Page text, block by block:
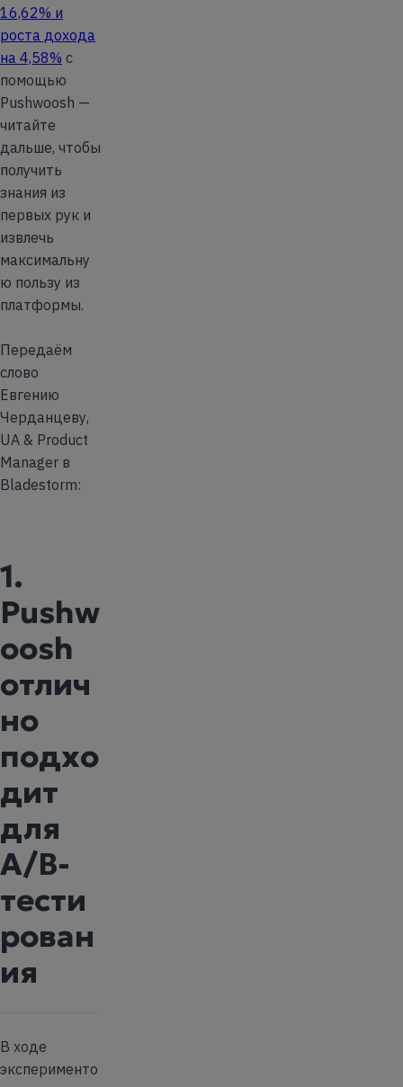
16,62% и
роста дохода
на 4,58% с
помощью
Pushwoosh —
читайте
дальше, чтобы
получить
знания из
первых рук и
извлечь
максимальну
ю пользу из
платформы.
Передаём
слово
Евгению
Черданцеву,
UA & Product
Manager в
Bladestorm:
1.
Pushw
oosh
отлич
но
подхо
дит
для
A/B-
тести
рован
ия
В ходе
эксперименто